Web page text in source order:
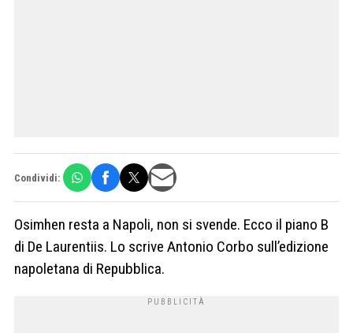
Condividi:
Osimhen resta a Napoli, non si svende. Ecco il piano B
di De Laurentiis. Lo scrive Antonio Corbo sull’edizione
napoletana di Repubblica.